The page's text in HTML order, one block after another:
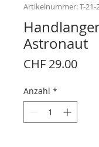
Artikelnummer: T-21-
Astronaut
CHF 29.00Preis
Anzahl *